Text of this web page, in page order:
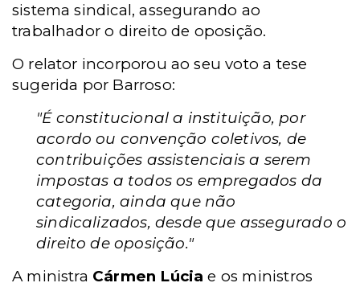
sistema sindical, assegurando ao
trabalhador o direito de oposição.
O relator incorporou ao seu voto a tese
sugerida por Barroso:
"É constitucional a instituição, por
acordo ou convenção coletivos, de
contribuições assistenciais a serem
impostas a todos os empregados da
categoria, ainda que não
sindicalizados, desde que assegurado o
direito de oposição."
A ministra Cármen Lúcia e os ministros